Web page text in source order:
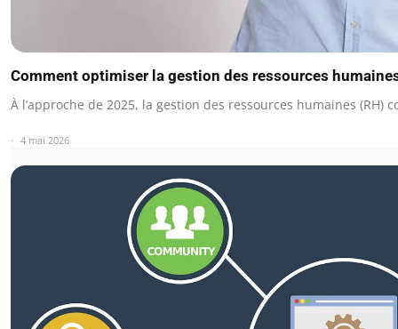
Comment optimiser la gestion des ressources
À l’approche de 2025, la gestion des ressources humaines (RH)
4 mai 2026